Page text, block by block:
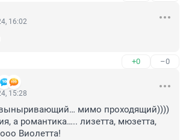
16:02
+0 –0
15:28
мимо проходящий))))
а романтика….. лизетта, мюзетта,
Виолетта!